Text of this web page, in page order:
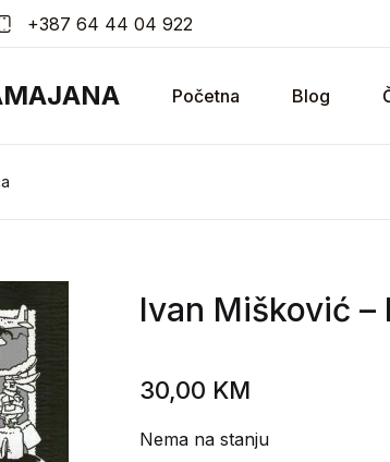
+387 64 44 04 922
Početna Blog
Ivan Mišković –
30,00 KM
Nema na stanju